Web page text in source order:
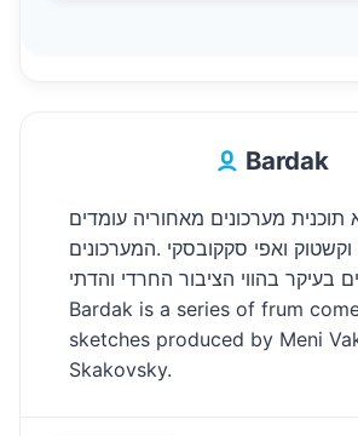
Bardak
תוכנית מערכונים מאחוריה עומדים
וקשטוק ואפי סקקובסקי .המערכונים
Bardak is a series of frum
sketches produced by Meni
Skakovsky.